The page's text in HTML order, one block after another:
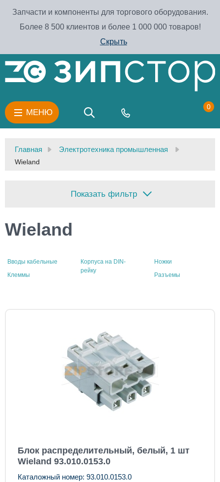
Запчасти и компоненты для торгового оборудования.
Более 8 500 клиентов и более 1 000 000 товаров!
Скрыть
МЕНЮ
0
Главная Электротехника промышленная
Wieland
Показать фильтр
Wieland
Вводы кабельные
Клеммы
Корпуса на DIN-
рейку
Ножки
Разъемы
Блок распределительный, белый, 1 шт
Wieland 93.010.0153.0
Каталожный номер: 93.010.0153.0